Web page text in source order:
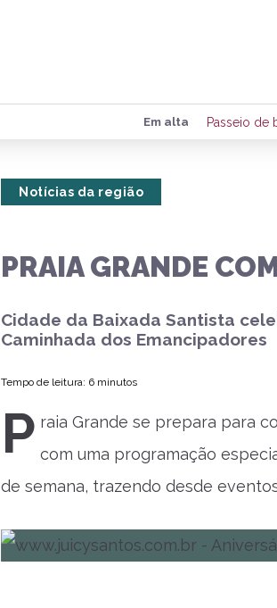
Em alta Passeio de
Notícias da região
PRAIA GRANDE
Cidade da Baixada Santista
Caminhada dos Emancipadores
Tempo de leitura: 6 minutos
P raia Grande se prepara para
com uma programação
de semana, trazendo desde